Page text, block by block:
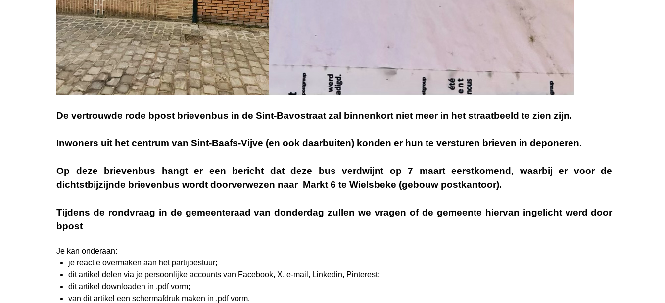
De vertrouwde rode bpost brievenbus in de Sint-Bavostraat zal binnenkort niet meer in het straatbeeld te zien zijn.
Inwoners uit het centrum van Sint-Baafs-Vijve (en ook daarbuiten) konden er hun te versturen brieven in deponeren.
Op deze brievenbus hangt er een bericht dat deze bus verdwijnt op 7 maart eerstkomend, waarbij er voor de
dichtstbijzijnde brievenbus wordt doorverwezen naar Markt 6 te Wielsbeke (gebouw postkantoor).
Tijdens de rondvraag in de gemeenteraad van donderdag zullen we vragen of de gemeente hiervan ingelicht werd door
bpost
Je kan onderaan:
je reactie overmaken aan het partijbestuur;
dit artikel delen via je persoonlijke accounts van Facebook, X, e-mail, Linkedin, Pinterest;
dit artikel downloaden in .pdf vorm;
van dit artikel een schermafdruk maken in .pdf vorm.